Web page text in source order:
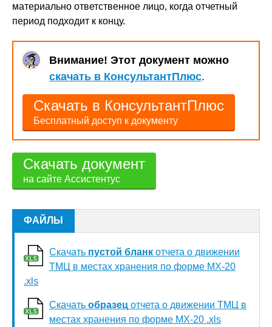
материально ответственное лицо, когда отчетный
период подходит к концу.
Внимание! Этот документ можно
скачать в КонсультантПлюс.
Скачать в КонсультантПлюс
Бесплатный доступ к документу
Скачать документ
на сайте Ассистентус
ФАЙЛЫ
Скачать пустой бланк отчета о движении
ТМЦ в местах хранения по форме МХ-20
.xls
Скачать образец отчета о движении ТМЦ в
местах хранения по форме МХ-20 .xls